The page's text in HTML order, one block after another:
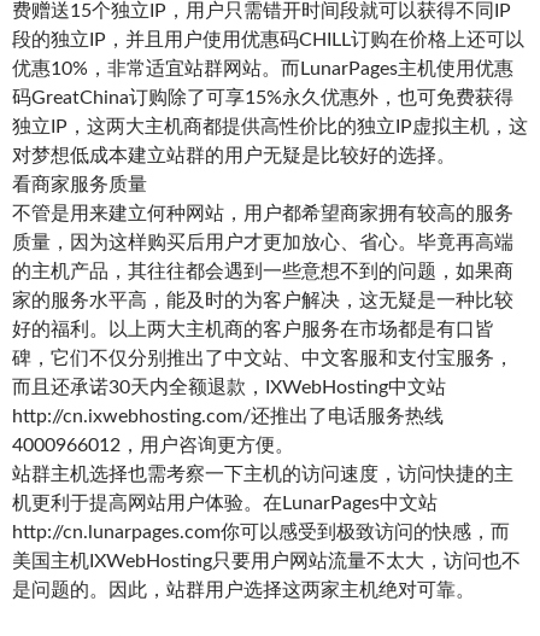
费赠送15个独立IP，用户只需错开时间段就可以获得不同IP
段的独立IP，并且用户使用优惠码CHILL订购在价格上还可以
优惠10%，非常适宜站群网站。而LunarPages主机使用优惠
码GreatChina订购除了可享15%永久优惠外，也可免费获得
独立IP，这两大主机商都提供高性价比的独立IP虚拟主机，这
对梦想低成本建立站群的用户无疑是比较好的选择。
看商家服务质量
不管是用来建立何种网站，用户都希望商家拥有较高的服务
质量，因为这样购买后用户才更加放心、省心。毕竟再高端
的主机产品，其往往都会遇到一些意想不到的问题，如果商
家的服务水平高，能及时的为客户解决，这无疑是一种比较
好的福利。以上两大主机商的客户服务在市场都是有口皆
碑，它们不仅分别推出了中文站、中文客服和支付宝服务，
而且还承诺30天内全额退款，IXWebHosting中文站
http://cn.ixwebhosting.com/还推出了电话服务热线
4000966012，用户咨询更方便。
站群主机选择也需考察一下主机的访问速度，访问快捷的主
机更利于提高网站用户体验。在LunarPages中文站
http://cn.lunarpages.com你可以感受到极致访问的快感，而
美国主机IXWebHosting只要用户网站流量不太大，访问也不
是问题的。因此，站群用户选择这两家主机绝对可靠。